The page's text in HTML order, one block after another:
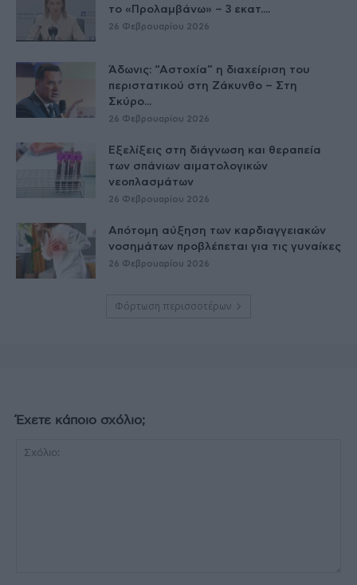
το «Προλαμβάνω» – 3 εκατ....
26 Φεβρουαρίου 2026
Άδωνις: “Αστοχία” η διαχείριση του
περιστατικού στη Ζάκυνθο – Στη
Σκύρο...
26 Φεβρουαρίου 2026
Εξελίξεις στη διάγνωση και θεραπεία
των σπάνιων αιματολογικών
νεοπλασμάτων
26 Φεβρουαρίου 2026
Απότομη αύξηση των καρδιαγγειακών
νοσημάτων προβλέπεται για τις γυναίκες
26 Φεβρουαρίου 2026
Φόρτωση περισσοτέρων
Έχετε κάποιο σχόλιο;